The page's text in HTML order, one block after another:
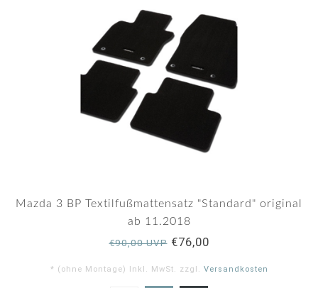
Mazda 3 BP Textilfußmattensatz "Standard" original
ab 11.2018
€90,00 UVP€76,00
* (ohne Montage) Inkl. MwSt. zzgl. Versandkosten